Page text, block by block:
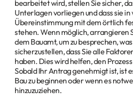
bearbeitet wird, stellen Sie sicher,
Unterlagen vorliegen und dass sie in
Übereinstimmung mit dem örtlich
stehen. Wenn möglich, arrangieren
dem Bauamt, um zu besprechen,
sicherzustellen, dass Sie alle
haben. Dies wird helfen, den
Sobald Ihr Antrag genehmigt ist, ist
Bau zu beginnen oder wenn es
hinzuzuziehen.